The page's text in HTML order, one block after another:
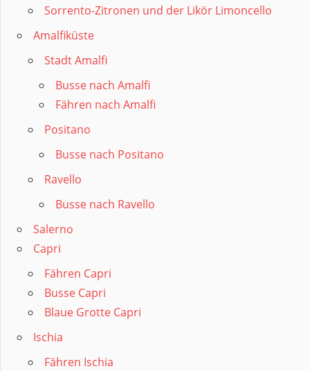
Sorrento-Zitronen und der Likör Limoncello
Amalfiküste
Stadt Amalfi
Busse nach Amalfi
Fähren nach Amalfi
Positano
Busse nach Positano
Ravello
Busse nach Ravello
Salerno
Capri
Fähren Capri
Busse Capri
Blaue Grotte Capri
Ischia
Fähren Ischia